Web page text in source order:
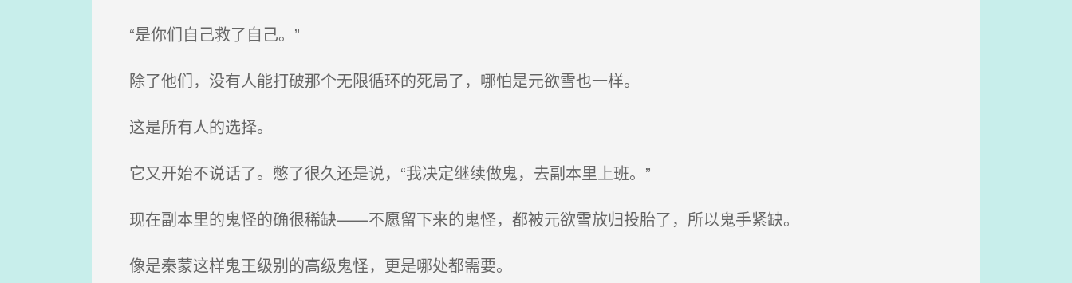
“是你们自己救了自己。”
除了他们，没有人能打破那个无限循环的死局了，哪怕是元欲雪也一样。
这是所有人的选择。
它又开始不说话了。憋了很久还是说，“我决定继续做鬼，去副本里上班。”
现在副本里的鬼怪的确很稀缺——不愿留下来的鬼怪，都被元欲雪放归投胎了，所以鬼手紧缺。
像是秦蒙这样鬼王级别的高级鬼怪，更是哪处都需要。